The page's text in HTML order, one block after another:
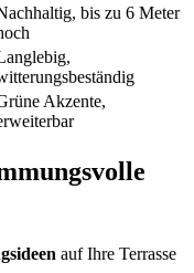
bis zu 6 Meter
Akzente,
auf Ihre Terrasse